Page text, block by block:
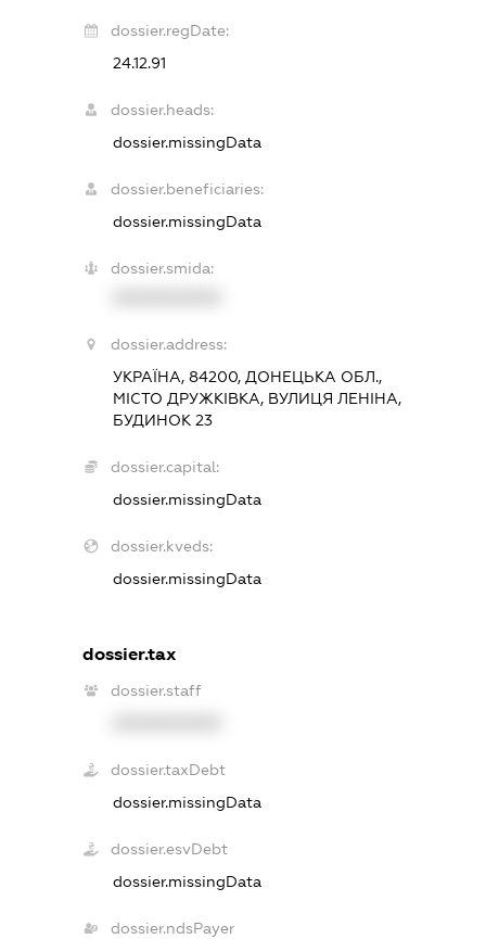
dossier.regDate:
24.12.91
dossier.heads:
dossier.missingData
dossier.beneficiaries:
dossier.missingData
dossier.smida:
dossier.address:
УКРАЇНА, 84200, ДОНЕЦЬКА ОБЛ.,
МІСТО ДРУЖКІВКА, ВУЛИЦЯ ЛЕНІНА,
БУДИНОК 23
dossier.capital:
dossier.missingData
dossier.kveds:
dossier.missingData
dossier.tax
dossier.staff
dossier.taxDebt
dossier.missingData
dossier.esvDebt
dossier.missingData
dossier.ndsPayer